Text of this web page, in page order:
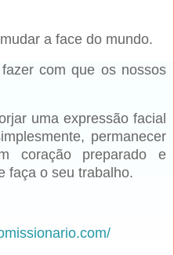
a face do mundo.
com que os nossos
uma expressão facial
permanecer
coração preparado e
faça o seu trabalho.